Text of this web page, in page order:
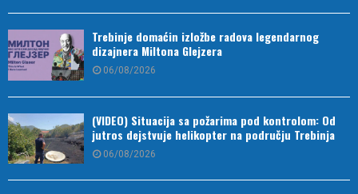
Trebinje domaćin izložbe radova legendarnog
dizajnera Miltona Glejzera
06/08/2026
(VIDEO) Situacija sa požarima pod kontrolom: Od
jutros dejstvuje helikopter na području Trebinja
06/08/2026